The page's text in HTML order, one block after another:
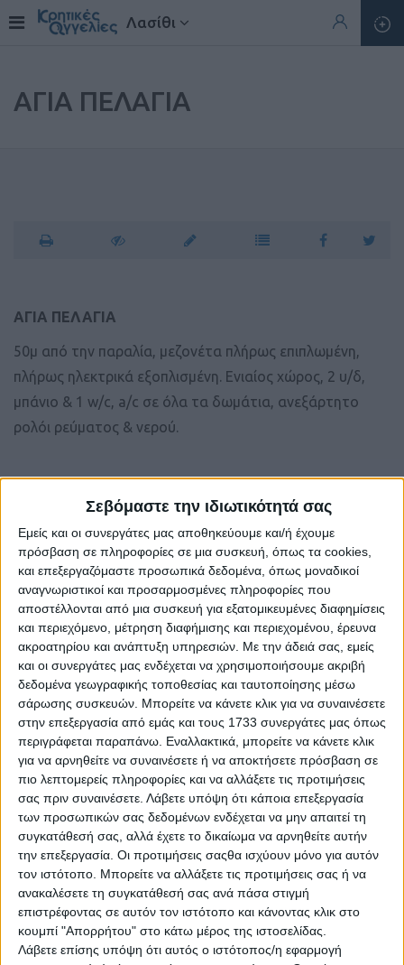
Σεβόμαστε την ιδιωτικότητά σας
Εμείς και οι συνεργάτες μας αποθηκεύουμε και/ή έχουμε
πρόσβαση σε πληροφορίες σε μια συσκευή, όπως τα cookies,
και επεξεργαζόμαστε προσωπικά δεδομένα, όπως μοναδικοί
αναγνωριστικοί και προσαρμοσμένες πληροφορίες που
αποστέλλονται από μια συσκευή για εξατομικευμένες διαφημίσεις
και περιεχόμενο, μέτρηση διαφήμισης και περιεχομένου, έρευνα
ακροατηρίου και ανάπτυξη υπηρεσιών. Με την άδειά σας, εμείς
και οι συνεργάτες μας ενδέχεται να χρησιμοποιήσουμε ακριβή
δεδομένα γεωγραφικής τοποθεσίας και ταυτοποίησης μέσω
σάρωσης συσκευών. Μπορείτε να κάνετε κλικ για να συναινέσετε
στην επεξεργασία από εμάς και τους 1733 συνεργάτες μας όπως
περιγράφεται παραπάνω. Εναλλακτικά, μπορείτε να κάνετε κλικ
για να αρνηθείτε να συναινέσετε ή να αποκτήσετε πρόσβαση σε
πιο λεπτομερείς πληροφορίες και να αλλάξετε τις προτιμήσεις
σας πριν συναινέσετε. Λάβετε υπόψη ότι κάποια επεξεργασία
των προσωπικών σας δεδομένων ενδέχεται να μην απαιτεί τη
συγκατάθεσή σας, αλλά έχετε το δικαίωμα να αρνηθείτε αυτήν
την επεξεργασία. Οι προτιμήσεις σαςθα ισχύουν μόνο για αυτόν
τον ιστότοπο. Μπορείτε να αλλάξετε τις προτιμήσεις σας ή να
ανακαλέσετε τη συγκατάθεσή σας ανά πάσα στιγμή
επιστρέφοντας σε αυτόν τον ιστότοπο και κάνοντας κλικ στο
κουμπί "Απορρήτου" στο κάτω μέρος της ιστοσελίδας.
Λάβετε επίσης υπόψη ότι αυτός ο ιστότοπος/η εφαρμογή
Λασίθι
ΑΓΙΑ ΠΕΛΑΓΙΑ
ΑΓΙΑ ΠΕΛΑΓΙΑ
50μ από την παραλία, μεζονέτα πλήρως επιπλωμένη,
πλήρως ηλεκτρικά εξοπλισμένη. Ενιαίος χώρος, 2 υ/δ,
μπάνιο & 1 w/c, a/c σε όλα τα δωμάτια, ανεξάρτητο
ρολόι ρεύματος & νερού.
Τύπος Προσφορά
Κατηγορία B&B - Ξενοδοχεία - Δωμάτια
Περιοχή
Ηράκλειο, Ευρύτερη περιοχή Ηρακλείου, Αγία
Πελαγία
ΠΕΡΙΣΣΟΤΕΡΑ
Ανανεώθηκε:
Δευτέρα, 29 Ιουν 2026
Επισκέψεις:
62
Επικοινωνήστε με τον αγγελιοδότη
Αγγελία από Ιδιώτη
2810285055